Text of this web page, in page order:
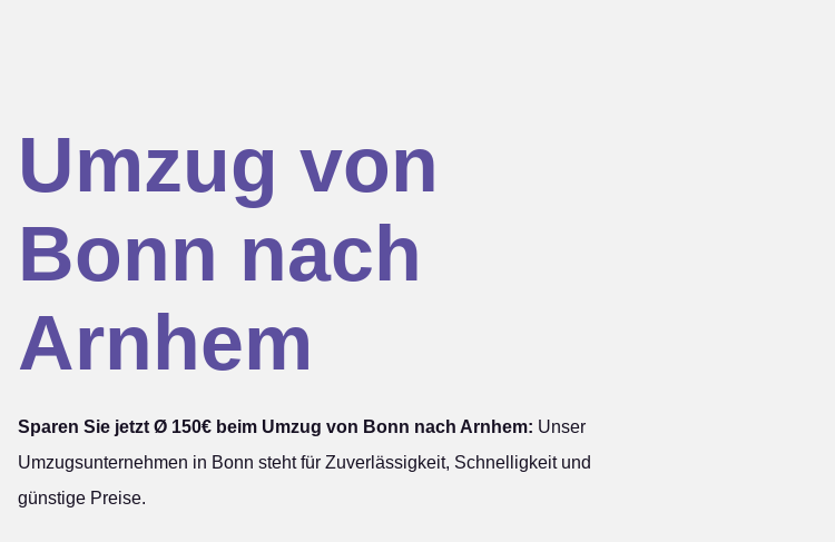
Umzug von
Bonn nach
Arnhem
Sparen Sie jetzt Ø 150€ beim Umzug von Bonn nach Arnhem: Unser
Umzugsunternehmen in Bonn steht für Zuverlässigkeit, Schnelligkeit und
günstige Preise.